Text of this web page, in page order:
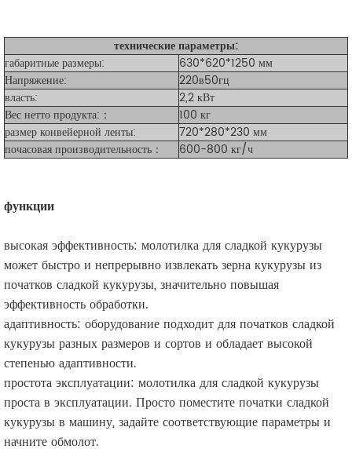
технические параметры:
габаритные размеры:
630*620*1250 мм
Напряжение:
220в50гц
власть:
2,2 кВт
Вес нетто продукта: ：
100 кг
размер конвейерной ленты:
720*280*230 мм
почасовая производительность：
600-800 кг/ч
функции
высокая эффективность: молотилка для сладкой кукурузы
может быстро и непрерывно извлекать зерна кукурузы из
початков сладкой кукурузы, значительно повышая
эффективность обработки.
адаптивность: оборудование подходит для початков сладкой
кукурузы разных размеров и сортов и обладает высокой
степенью адаптивности.
простота эксплуатации: молотилка для сладкой кукурузы
проста в эксплуатации. Просто поместите початки сладкой
кукурузы в машину, задайте соответствующие параметры и
начните обмолот.